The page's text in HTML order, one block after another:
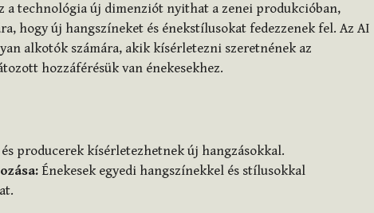
a technológia új dimenziót nyithat a zenei produkcióban,
hogy új hangszíneket és énekstílusokat fedezzenek fel. Az AI
alkotók számára, akik kísérletezni szeretnének az
hozzáférésük van énekesekhez.
és producerek kísérletezhetnek új hangzásokkal.
Énekesek egyedi hangszínekkel és stílusokkal